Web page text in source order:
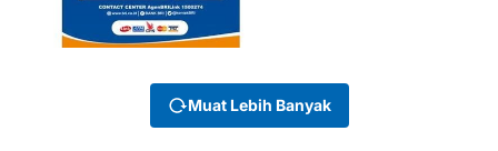
Muat Lebih Banyak